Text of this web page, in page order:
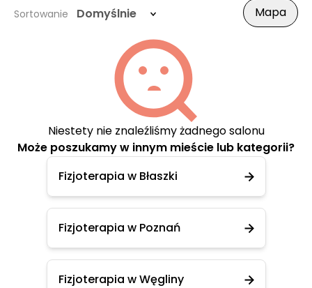
Sortowanie Domyślnie Mapa
Niestety nie znaleźliśmy żadnego salonu
Może poszukamy w innym mieście lub kategorii?
Fizjoterapia w Błaszki
Fizjoterapia w Poznań
Fizjoterapia w Węgliny